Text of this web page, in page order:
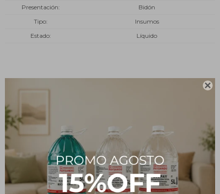

Presentación
Bidón
Tipo
Insumos
Estado
Líquido
El metanol es obtenido por síntesis a partir de gas natural, como
combinación de óxidos de carbón e hidrógeno. Luego de ser
sintetizado bajo presión en un proceso catalítico, el metanol
crudo es purificado a grado químico por destilación.
Es utilizado para la obtención de formaldehido (intermedio
químico para la producción de resinas urea-formaldehido, y fenol